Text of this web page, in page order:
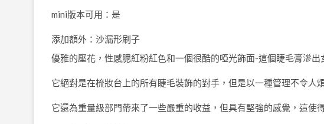
mini版本可用：是
添加額外：沙漏形刷子
優雅的壓花，性感腮紅粉紅色和一個很酷的啞光飾面-這個睫毛膏滲出
它絕對是在梳妝台上的所有睫毛裝飾的對手，但是以一種管理不令人
它還為重量級部門帶來了一些嚴重的收益，但具有堅強的感覺，這使